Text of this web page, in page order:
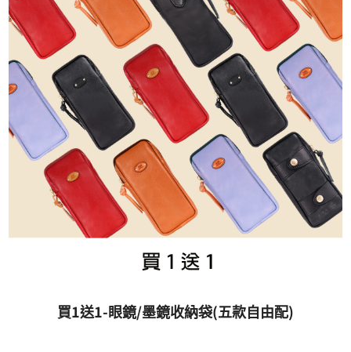
買1送1-眼鏡/墨鏡收納袋(五款自由配)